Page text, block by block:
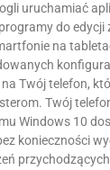
uruchamiać
do edycji
na
Twój telefon,
Twój
Windows 10
konieczności